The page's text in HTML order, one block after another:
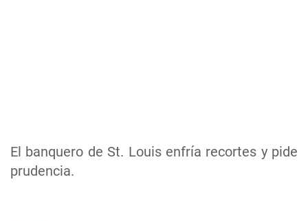
El banquero de St. Louis enfría recortes y pide
prudencia.